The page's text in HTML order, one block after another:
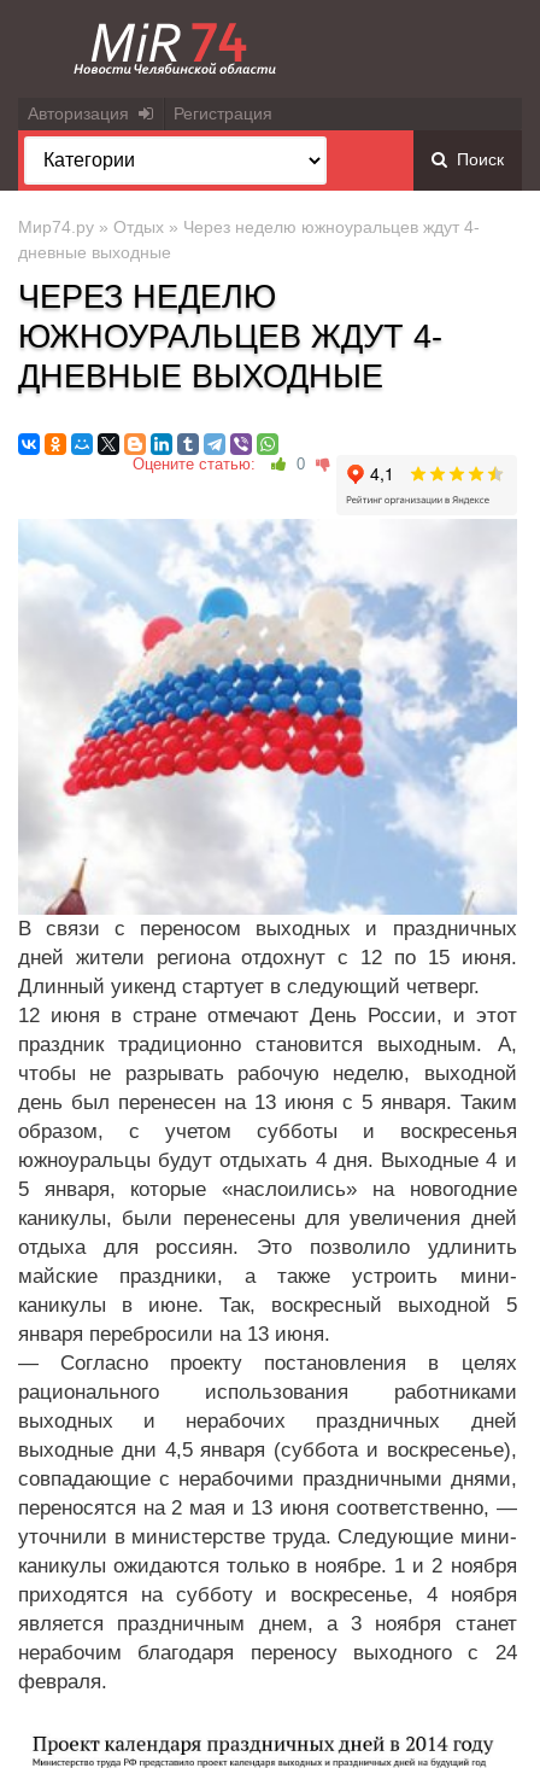
Авторизация Регистрация
Поиск
Мир74.ру » Отдых » Через неделю южноуральцев ждут 4-
дневные выходные
ЧЕРЕЗ НЕДЕЛЮ
ЮЖНОУРАЛЬЦЕВ ЖДУТ 4-
ДНЕВНЫЕ ВЫХОДНЫЕ
Оцените статью: 0
В связи с переносом выходных и праздничных
дней жители региона отдохнут с 12 по 15 июня.
Длинный уикенд стартует в следующий четверг.
12 июня в стране отмечают День России, и этот
праздник традиционно становится выходным. А,
чтобы не разрывать рабочую неделю, выходной
день был перенесен на 13 июня с 5 января. Таким
образом, с учетом субботы и воскресенья
южноуральцы будут отдыхать 4 дня. Выходные 4 и
5 января, которые «наслоились» на новогодние
каникулы, были перенесены для увеличения дней
отдыха для россиян. Это позволило удлинить
майские праздники, а также устроить мини-
каникулы в июне. Так, воскресный выходной 5
января перебросили на 13 июня.
— Согласно проекту постановления в целях
рационального использования работниками
выходных и нерабочих праздничных дней
выходные дни 4,5 января (суббота и воскресенье),
совпадающие с нерабочими праздничными днями,
переносятся на 2 мая и 13 июня соответственно, —
уточнили в министерстве труда. Следующие мини-
каникулы ожидаются только в ноябре. 1 и 2 ноября
приходятся на субботу и воскресенье, 4 ноября
является праздничным днем, а 3 ноября станет
нерабочим благодаря переносу выходного с 24
февраля.